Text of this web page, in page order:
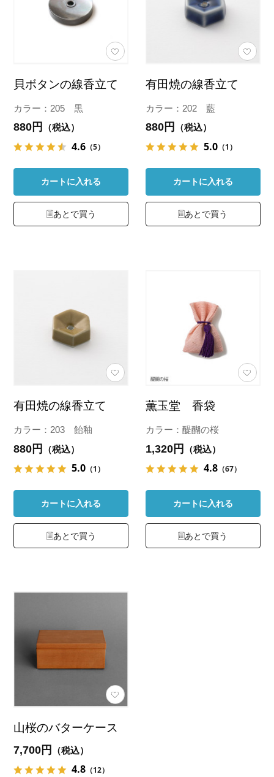
貝ボタンの線香立て
カラー：205 黒
880円 （税込）
4.6 （5）
カートに入れる
あとで買う
有田焼の線香立て
カラー：202 藍
880円 （税込）
5.0 （1）
カートに入れる
あとで買う
有田焼の線香立て
カラー：203 飴釉
880円 （税込）
5.0 （1）
カートに入れる
あとで買う
薫玉堂 香袋
カラー：醍醐の桜
1,320円 （税込）
4.8 （67）
カートに入れる
あとで買う
山桜のバターケース
7,700円 （税込）
4.8 （12）